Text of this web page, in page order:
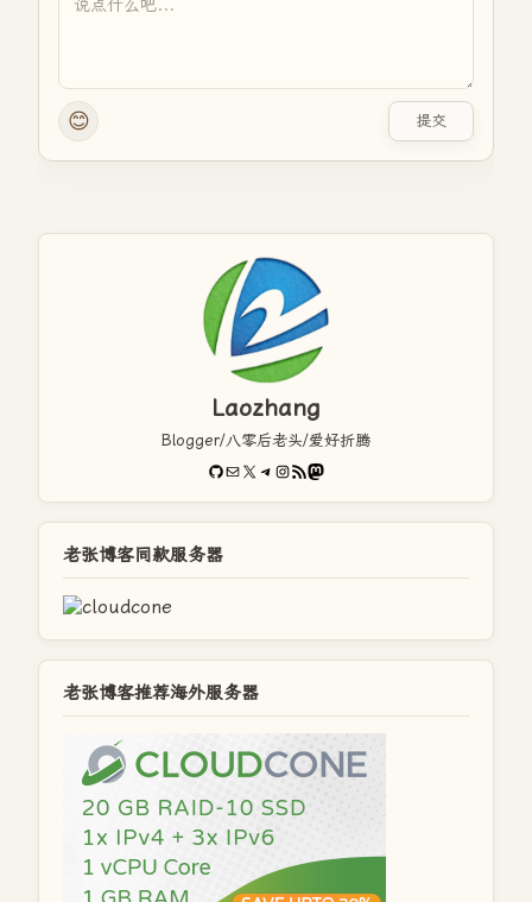
😊 提交
Laozhang
Blogger/八零后老头/爱好折腾
GitHub
电子邮件X Telegram
Instagram
RSS FeedMastodon
老张博客同款服务器
老张博客推荐海外服务器